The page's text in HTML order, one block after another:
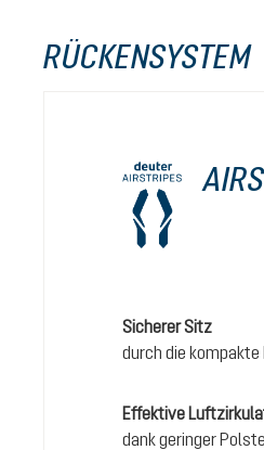
RÜCKENSYSTEM
Sicherer Sitz
durch die
Effektive
dank geringer